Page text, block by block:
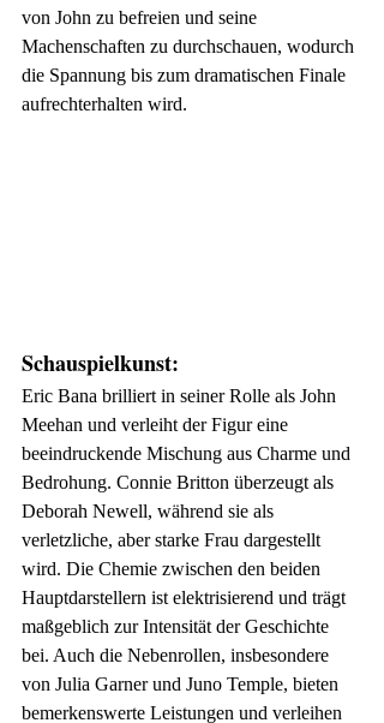
von John zu befreien und seine
Machenschaften zu durchschauen, wodurch
die Spannung bis zum dramatischen Finale
aufrechterhalten wird.
Schauspielkunst:
Eric Bana brilliert in seiner Rolle als John
Meehan und verleiht der Figur eine
beeindruckende Mischung aus Charme und
Bedrohung. Connie Britton überzeugt als
Deborah Newell, während sie als
verletzliche, aber starke Frau dargestellt
wird. Die Chemie zwischen den beiden
Hauptdarstellern ist elektrisierend und trägt
maßgeblich zur Intensität der Geschichte
bei. Auch die Nebenrollen, insbesondere
von Julia Garner und Juno Temple, bieten
bemerkenswerte Leistungen und verleihen